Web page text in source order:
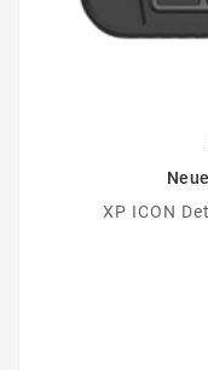
XP ICON